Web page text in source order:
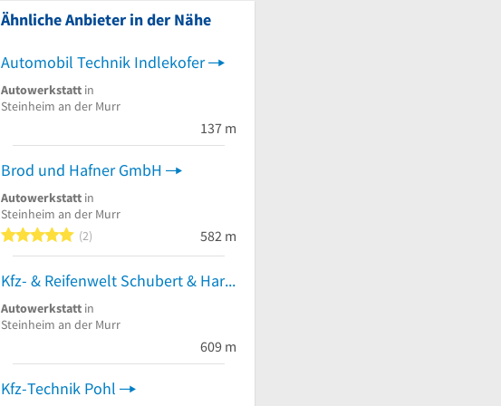
Ähnliche Anbieter in der Nähe
Automobil Technik Indlekofer
Autowerkstatt in
Steinheim an der Murr
137 m
Brod und Hafner GmbH
Autowerkstatt in
Steinheim an der Murr
5 von 5 Sternen
2 582 m
Kfz- & Reifenwelt Schubert & Harfmann GmbH (Boxengasse)
Autowerkstatt in
Steinheim an der Murr
609 m
Kfz-Technik Pohl